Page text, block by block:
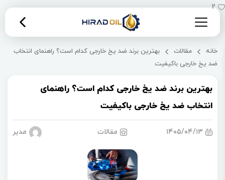
خانه مقالات
بهترین برند ضد یخ خارجی کدام است؟ راهنمای انتخاب
ضد یخ خارجی باکیفیت
بهترین برند ضد یخ خارجی کدام است؟ راهنمای
انتخاب ضد یخ خارجی باکیفیت
۱۴۰۵/۰۴/۱۳ مقالات
2